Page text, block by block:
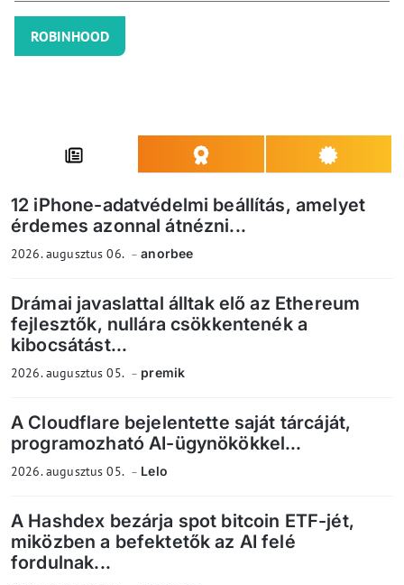
ROBINHOOD
12 iPhone-adatvédelmi beállítás, amelyet
érdemes azonnal átnézni...
2026. augusztus 06. anorbee
Drámai javaslattal álltak elő az Ethereum
fejlesztők, nullára csökkentenék a
kibocsátást...
2026. augusztus 05. premik
A Cloudflare bejelentette saját tárcáját,
programozható AI-ügynökökkel...
2026. augusztus 05. Lelo
A Hashdex bezárja spot bitcoin ETF-jét,
miközben a befektetők az AI felé
fordulnak...